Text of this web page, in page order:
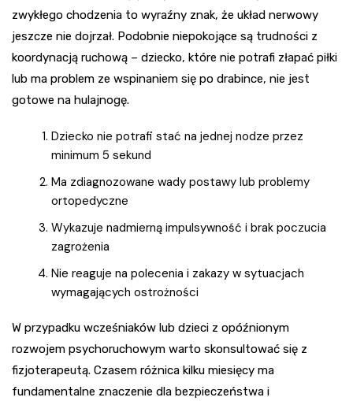
zwykłego chodzenia to wyraźny znak, że układ nerwowy
jeszcze nie dojrzał. Podobnie niepokojące są trudności z
koordynacją ruchową – dziecko, które nie potrafi złapać piłki
lub ma problem ze wspinaniem się po drabince, nie jest
gotowe na hulajnogę.
Dziecko nie potrafi stać na jednej nodze przez
minimum 5 sekund
Ma zdiagnozowane wady postawy lub problemy
ortopedyczne
Wykazuje nadmierną impulsywność i brak poczucia
zagrożenia
Nie reaguje na polecenia i zakazy w sytuacjach
wymagających ostrożności
W przypadku wcześniaków lub dzieci z opóźnionym
rozwojem psychoruchowym warto skonsultować się z
fizjoterapeutą. Czasem różnica kilku miesięcy ma
fundamentalne znaczenie dla bezpieczeństwa i